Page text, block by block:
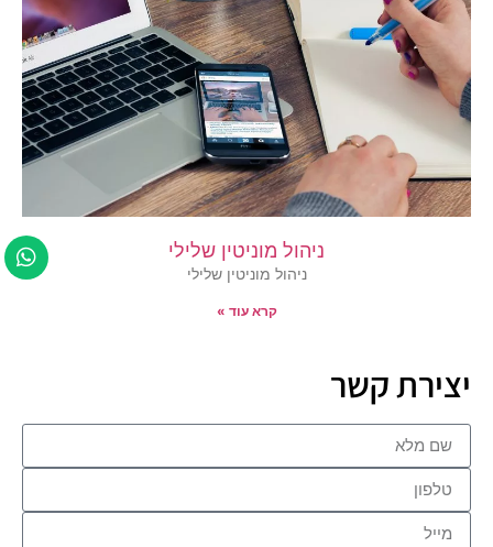
ניהול מוניטין שלילי
ניהול מוניטין שלילי
קרא עוד »
יצירת קשר